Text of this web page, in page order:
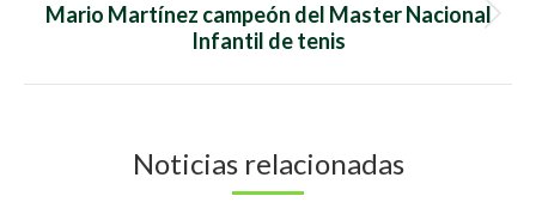
Publicación
siguiente:
Mario Martínez campeón del Master Nacional
Infantil de tenis
Noticias relacionadas